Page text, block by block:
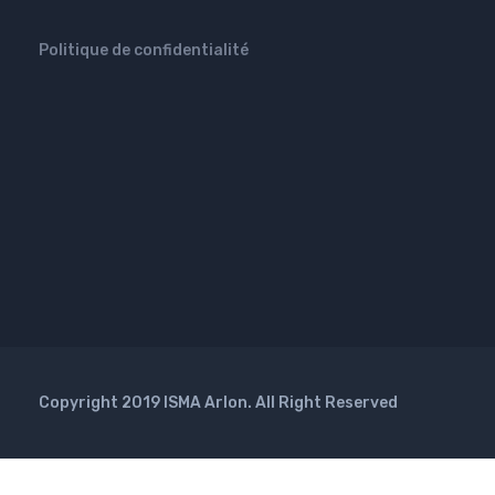
Politique de confidentialité
Copyright 2019 ISMA Arlon. All Right Reserved